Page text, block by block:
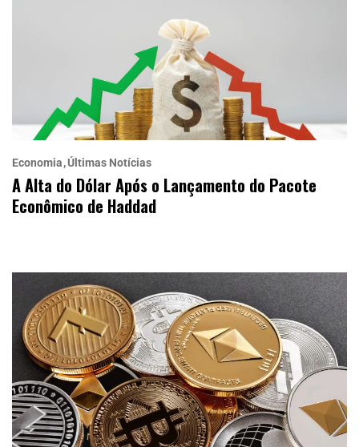
Economia Últimas Notícias
A Alta do Dólar Após o Lançamento do Pacote
Econômico de Haddad